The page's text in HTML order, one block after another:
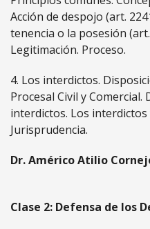
Acción de despojo (art.
tenencia o la posesión
Legitimación. Proceso.
4. Los interdictos.
Procesal Civil y Comercial.
interdictos. Los interdictos
Jurisprudencia.
Dr. Américo Atilio
Clase 2: Defensa de los